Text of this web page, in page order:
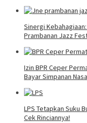
Sinergi
Prambanan Jazz
Izin BPR Ceper
Bayar Simpanan
LPS Tetapkan Suku
Cek Rinciannya!